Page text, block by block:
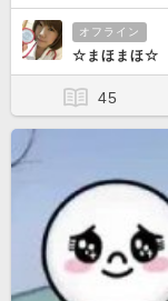
オフライン
☆まほまほ☆
45